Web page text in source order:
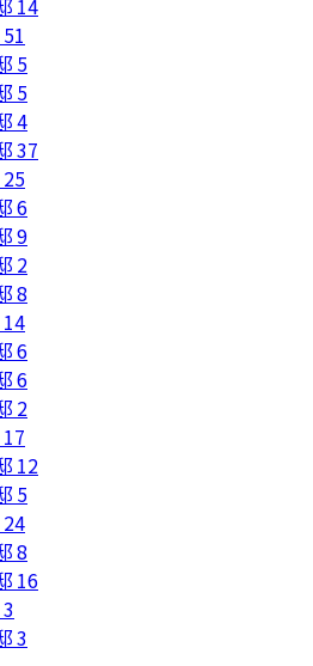
14
51
5
5
4
37
25
6
9
2
8
14
6
6
2
17
12
5
24
8
16
3
3